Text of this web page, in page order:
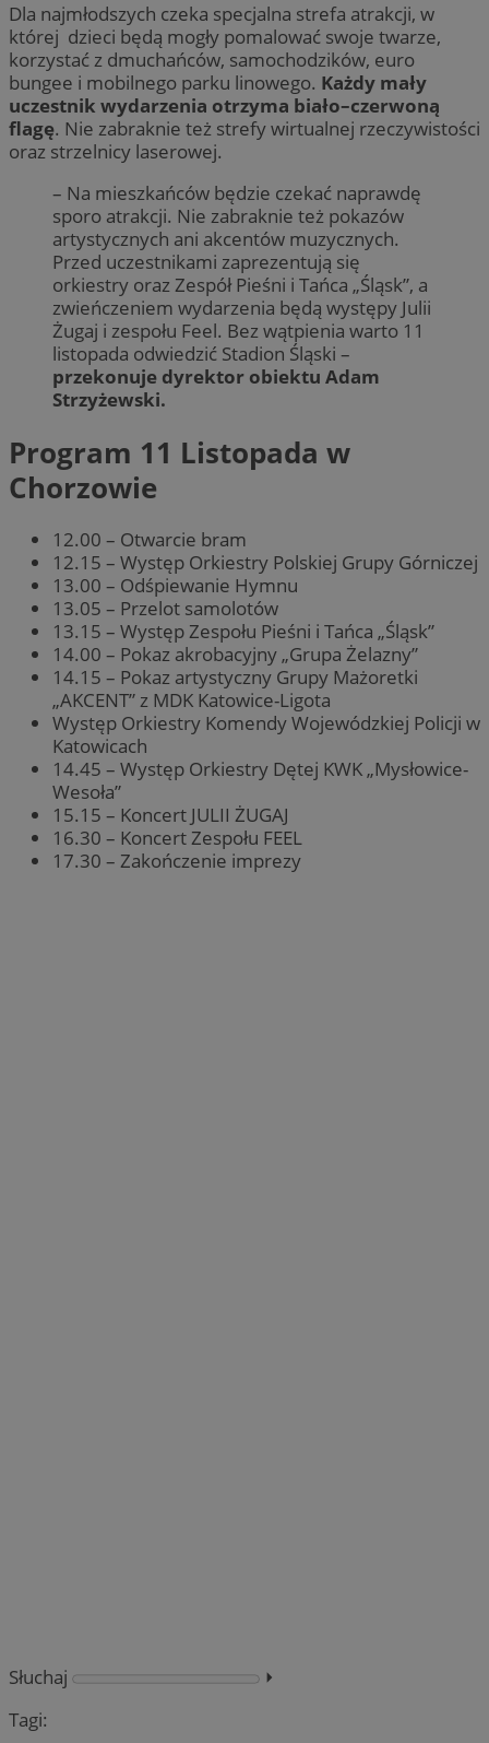
Dla najmłodszych czeka specjalna strefa atrakcji, w
której dzieci będą mogły pomalować swoje twarze,
korzystać z dmuchańców, samochodzików, euro
bungee i mobilnego parku linowego. Każdy mały
uczestnik wydarzenia otrzyma biało–czerwoną
flagę. Nie zabraknie też strefy wirtualnej rzeczywistości
oraz strzelnicy laserowej.
– Na mieszkańców będzie czekać naprawdę
sporo atrakcji. Nie zabraknie też pokazów
artystycznych ani akcentów muzycznych.
Przed uczestnikami zaprezentują się
orkiestry oraz Zespół Pieśni i Tańca „Śląsk”, a
zwieńczeniem wydarzenia będą występy Julii
Żugaj i zespołu Feel. Bez wątpienia warto 11
listopada odwiedzić Stadion Śląski –
przekonuje dyrektor obiektu Adam
Strzyżewski.
Program 11 Listopada w
Chorzowie
12.00 – Otwarcie bram
12.15 – Występ Orkiestry Polskiej Grupy Górniczej
13.00 – Odśpiewanie Hymnu
13.05 – Przelot samolotów
13.15 – Występ Zespołu Pieśni i Tańca „Śląsk”
14.00 – Pokaz akrobacyjny „Grupa Żelazny”
14.15 – Pokaz artystyczny Grupy Mażoretki
„AKCENT” z MDK Katowice-Ligota
Występ Orkiestry Komendy Wojewódzkiej Policji w
Katowicach
14.45 – Występ Orkiestry Dętej KWK „Mysłowice-
Wesoła”
15.15 – Koncert JULII ŻUGAJ
16.30 – Koncert Zespołu FEEL
17.30 – Zakończenie imprezy
Słuchaj
⏵︎
Tagi: